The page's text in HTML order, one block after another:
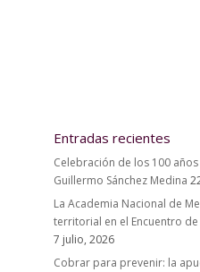
Entradas recientes
Celebración de los 100
Guillermo Sánchez Medina
La Academia Nacional de
territorial en el Encuentro
7 julio, 2026
Cobrar para prevenir: la